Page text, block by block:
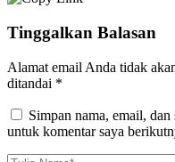
Tinggalkan Balasan
Alamat email Anda tidak
ditandai *
Simpan nama, email,
untuk komentar saya